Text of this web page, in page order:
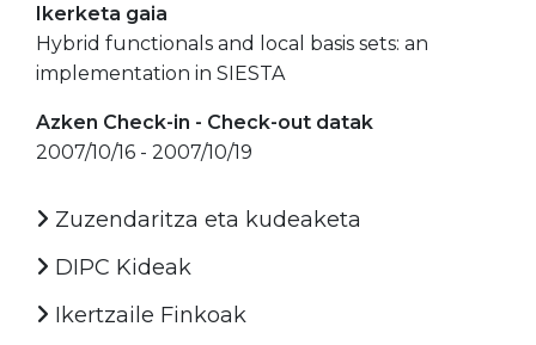
Ikerketa gaia
Hybrid functionals and local basis sets: an
implementation in SIESTA
Azken Check-in - Check-out datak
2007/10/16 - 2007/10/19
Zuzendaritza eta kudeaketa
DIPC Kideak
Ikertzaile Finkoak